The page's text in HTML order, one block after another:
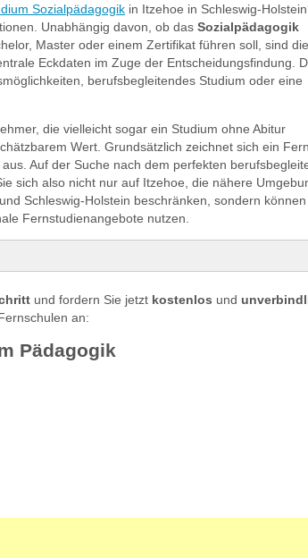
Sozialpädagogik in Itzehoe in Schleswig-
Unabhängig davon, ob das Sozialpädagogik
Master oder einem Zertifikat führen soll, sind die
Eckdaten im Zuge der Entscheidungsfindung.
berufsbegleitendes Studium oder eine
die vielleicht sogar ein Studium ohne Abitur
Wert. Grundsätzlich zeichnet sich ein
Auf der Suche nach dem perfekten
sich also nicht nur auf Itzehoe, die nähere
Schleswig-Holstein beschränken, sondern können
Fernstudienangebote nutzen.
studieren
und fordern Sie jetzt kostenlos und
an:
Pädagogik